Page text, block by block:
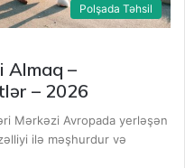
Polşada Təhsil
Almaq –
– 2026
Mərkəzi Avropada yerləşən
ilə məşhurdur və